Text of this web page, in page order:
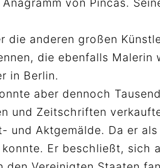
von Pincas.
anderen großen
die ebenfalls
in Berlin.
aber dennoch
und Zeitschriften
und Aktgemälde. Da er
Er beschließt,